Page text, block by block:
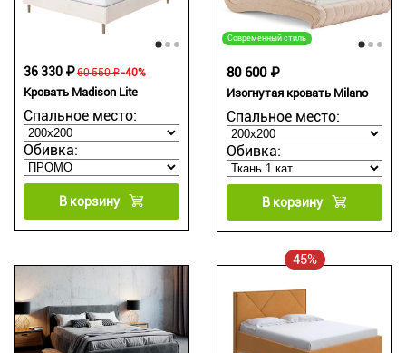
Кровать Madison Lite
Спальное место:
Обивка:
60 550 ₽
36 330 ₽ -40%
В корзину
Современный стиль
Изогнутая кровать Milano
Спальное место:
Обивка:
80 600 ₽
В корзину
45%